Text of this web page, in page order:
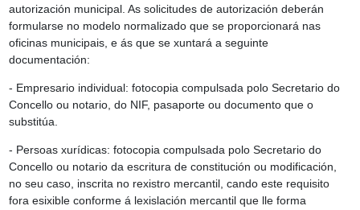
autorización municipal. As solicitudes de autorización deberán
formularse no modelo normalizado que se proporcionará nas
oficinas municipais, e ás que se xuntará a seguinte
documentación:
- Empresario individual: fotocopia compulsada polo Secretario do
Concello ou notario, do NIF, pasaporte ou documento que o
substitúa.
- Persoas xurídicas: fotocopia compulsada polo Secretario do
Concello ou notario da escritura de constitución ou modificación,
no seu caso, inscrita no rexistro mercantil, cando este requisito
fora esixible conforme á lexislación mercantil que lle forma